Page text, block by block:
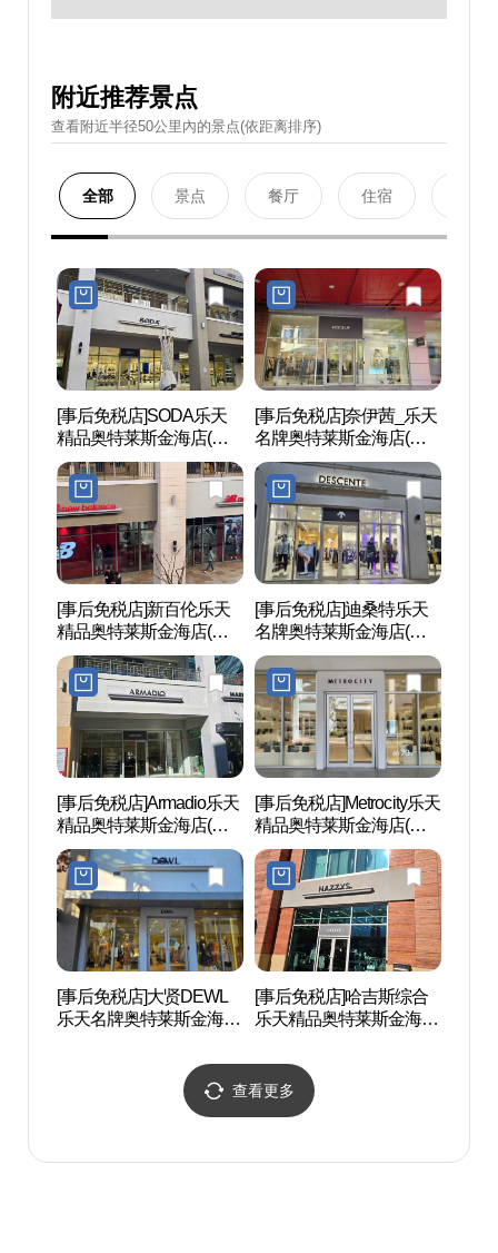
附近推荐景点
查看附近半径50公里內的景点(依距离排序)
全部 景点 餐厅 住宿
[事后免税店]SODA乐天
精品奥特莱斯金海店(소
다 롯데프리미엄아울렛
김해점)
[事后免税店]奈伊茜_乐天
名牌奥特莱斯金海店(나
이스클랍 롯데프리미엄
아울렛 김해점)
[事后免税店]新百伦乐天
精品奥特莱斯金海店(뉴
발란스 롯데프리미엄아
울렛 김해점)
[事后免税店]迪桑特乐天
名牌奥特莱斯金海店(데
상트 롯데프리미엄아울
렛 김해점)
[事后免税店]Armadio乐天
精品奥特莱斯金海店(아
르마디오 롯데프리미엄
아울렛 김해점)
[事后免税店]Metrocity乐天
精品奥特莱斯金海店(메
트로시티 롯데프리미엄
아울렛 김해점)
[事后免税店]大贤DEWL
乐天名牌奥特莱斯金海店
[事后免税店]哈吉斯综合
乐天精品奥特莱斯金海店
울렛 김해점)
查看更多